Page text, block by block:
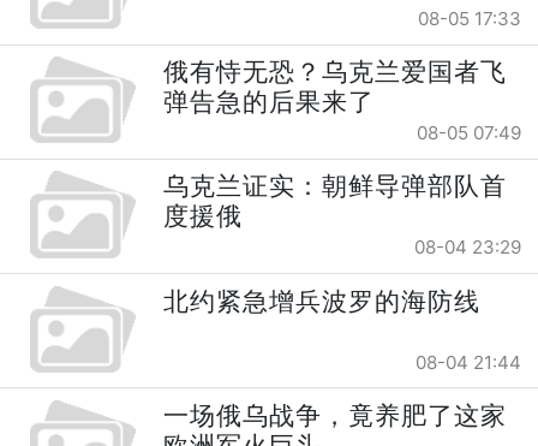
08-05 17:33
俄有恃无恐？乌克兰爱国者飞
弹告急的后果来了
08-05 07:49
乌克兰证实：朝鲜导弹部队首
度援俄
08-04 23:29
北约紧急增兵波罗的海防线
08-04 21:44
一场俄乌战争，竟养肥了这家